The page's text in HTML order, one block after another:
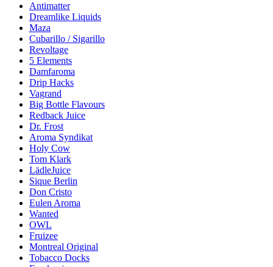
Antimatter
Dreamlike Liquids
Maza
Cubarillo / Sigarillo
Revoltage
5 Elements
Damfaroma
Drip Hacks
Vagrand
Big Bottle Flavours
Redback Juice
Dr. Frost
Aroma Syndikat
Holy Cow
Tom Klark
LädleJuice
Sique Berlin
Don Cristo
Eulen Aroma
Wanted
OWL
Fruizee
Montreal Original
Tobacco Docks